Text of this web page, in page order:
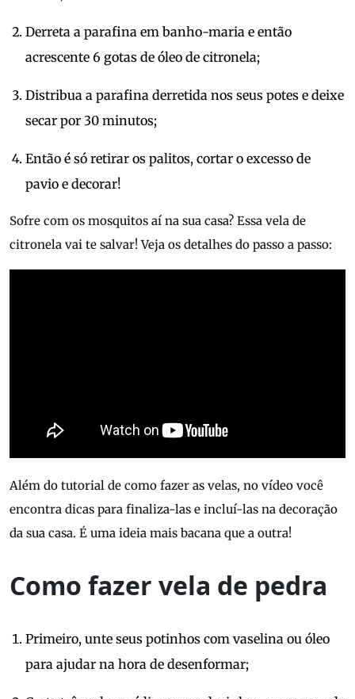
Derreta a parafina em banho-maria e então
acrescente 6 gotas de óleo de citronela;
Distribua a parafina derretida nos seus potes e deixe
secar por 30 minutos;
Então é só retirar os palitos, cortar o excesso de
pavio e decorar!
Sofre com os mosquitos aí na sua casa? Essa vela de
citronela vai te salvar! Veja os detalhes do passo a passo:
Além do tutorial de como fazer as velas, no vídeo você
encontra dicas para finaliza-las e incluí-las na decoração
da sua casa. É uma ideia mais bacana que a outra!
Como fazer vela de pedra
Primeiro, unte seus potinhos com vaselina ou óleo
para ajudar na hora de desenformar;